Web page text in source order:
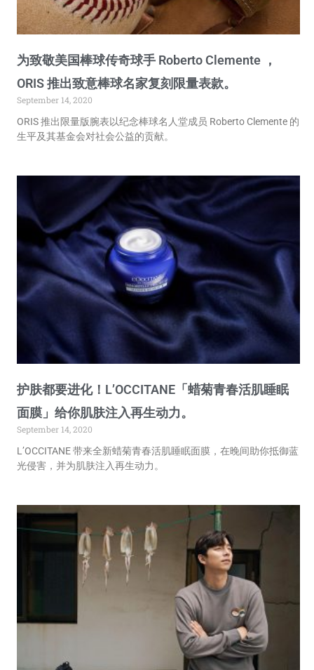
为致敬美国棒球传奇球手 Roberto Clemente ，
ORIS 推出致意棒球名家复刻限量表款。
September 14, 2020
ORIS 推出限量版腕表以纪念棒球名人堂成员 Roberto Clemente 的
生平及其基金会对社会公益的贡献。
护肤都要进化！L’OCCITANE「蜡菊青春活肌睡眠
面膜」给你肌肤注入再生动力。
September 14, 2020
L’OCCITANE 带来全新蜡菊青春活肌睡眠面膜，在晚间助你抵御蓝
光侵害，并为肌肤注入再生动力。